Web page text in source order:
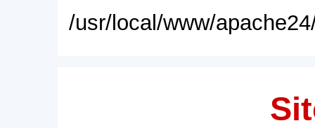
/usr/local/www/